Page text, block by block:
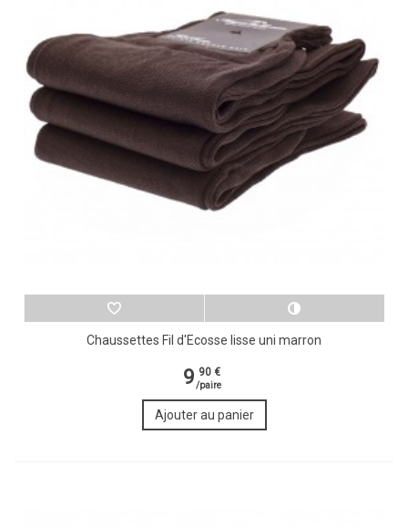
Chaussettes Fil d'Ecosse lisse uni marron
9 90 €
/paire